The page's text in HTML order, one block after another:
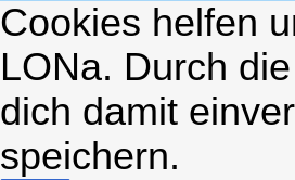
Cookies helfen
LONa. Durch
dich damit
speichern.